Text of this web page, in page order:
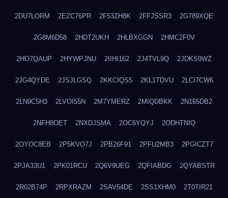
2DU7LORM 2EZC76PR 2F53ZH8K 2FFJSSR3 2G789XQE
2G8M6D58 2HDT2UKH 2HLBXGGN 2HMC2F0V
2HO7QAUP 2HYWPJNU 2IIHI162 2J4TVL9Q 2JDKS9WZ
2JG4QYDE 2JSJLGSQ 2KKCIQS5 2KL1TDVU 2LCI7CW6
2LN9C5H3 2LVOI55N 2M7YMERZ 2MIQDBKK 2N165DB2
2NFH8OET 2NXDJSMA 2OC6YQYJ 2ODHTNIQ
2OYOC8EB 2P5KVO7J 2PB26F91 2PFU2MB3 2PGICZT7
2PJA33U1 2PK01RCU 2Q6V9UEG 2QFIABDG 2QYABSTR
2R02B74P 2RPXRAZM 2SAV54DE 2SS1XHM0 2T0TIR21